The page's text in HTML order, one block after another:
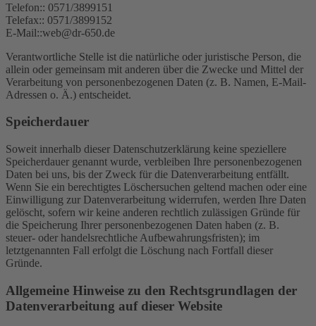
Telefon:: 0571/3899151
Telefax:: 0571/3899152
E-Mail::web@dr-650.de
Verantwortliche Stelle ist die natürliche oder juristische Person, die
allein oder gemeinsam mit anderen über die Zwecke und Mittel der
Verarbeitung von personenbezogenen Daten (z. B. Namen, E-Mail-
Adressen o. Ä.) entscheidet.
Speicherdauer
Soweit innerhalb dieser Datenschutzerklärung keine speziellere
Speicherdauer genannt wurde, verbleiben Ihre personenbezogenen
Daten bei uns, bis der Zweck für die Datenverarbeitung entfällt.
Wenn Sie ein berechtigtes Löschersuchen geltend machen oder eine
Einwilligung zur Datenverarbeitung widerrufen, werden Ihre Daten
gelöscht, sofern wir keine anderen rechtlich zulässigen Gründe für
die Speicherung Ihrer personenbezogenen Daten haben (z. B.
steuer- oder handelsrechtliche Aufbewahrungsfristen); im
letztgenannten Fall erfolgt die Löschung nach Fortfall dieser
Gründe.
Allgemeine Hinweise zu den Rechtsgrundlagen der
Datenverarbeitung auf dieser Website